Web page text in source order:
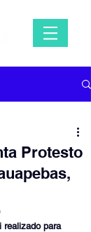
Protesto
realizado para